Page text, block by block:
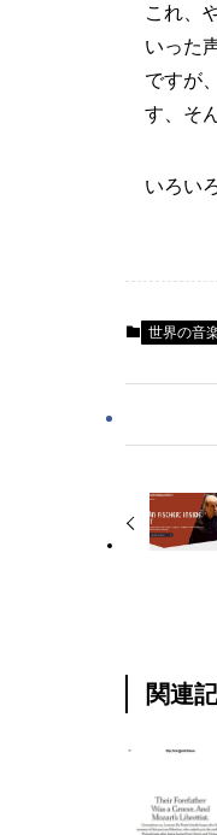
これ、
いった
ですが
す、そ
いろい
世界の音
関連